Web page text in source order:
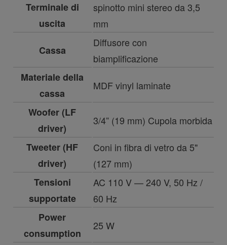
Terminale di
uscita
spinotto mini stereo da 3,5
mm
Cassa
Diffusore con
biamplificazione
Materiale della
cassa
MDF vinyl laminate
Woofer (LF
driver)
3/4” (19 mm) Cupola morbida
Tweeter (HF
driver)
Coni in fibra di vetro da 5"
(127 mm)
Tensioni
supportate
AC 110 V — 240 V, 50 Hz /
60 Hz
Power
consumption
25 W